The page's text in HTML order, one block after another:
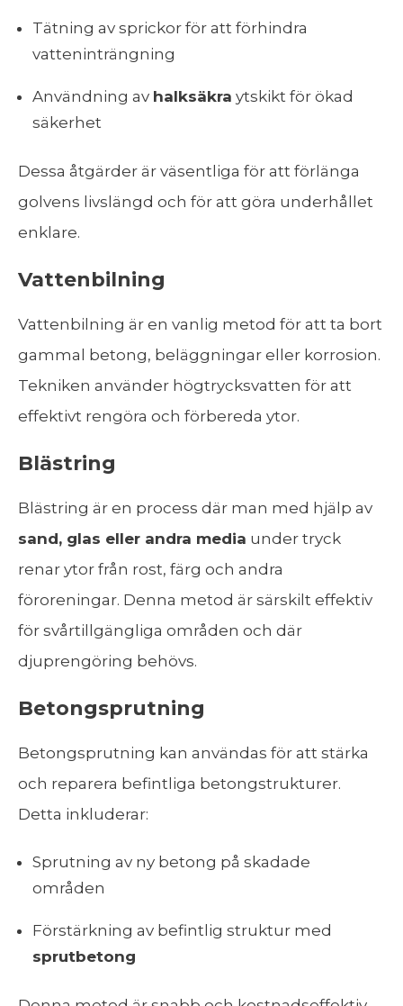
Tätning av sprickor för att förhindra
vatteninträngning
Användning av halksäkra ytskikt för ökad
säkerhet
Dessa åtgärder är väsentliga för att förlänga
golvens livslängd och för att göra underhållet
enklare.
Vattenbilning
Vattenbilning är en vanlig metod för att ta bort
gammal betong, beläggningar eller korrosion.
Tekniken använder högtrycksvatten för att
effektivt rengöra och förbereda ytor.
Blästring
Blästring är en process där man med hjälp av
sand, glas eller andra media under tryck
renar ytor från rost, färg och andra
föroreningar. Denna metod är särskilt effektiv
för svårtillgängliga områden och där
djuprengöring behövs.
Betongsprutning
Betongsprutning kan användas för att stärka
och reparera befintliga betongstrukturer.
Detta inkluderar:
Sprutning av ny betong på skadade
områden
Förstärkning av befintlig struktur med
sprutbetong